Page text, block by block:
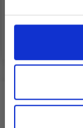
Ajouter au
Livraison
?